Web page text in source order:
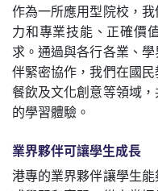
作為一所應用型院校，
力和專業技能、正確價
求。通過與各行各業、
伴緊密協作，我們在國
餐飲及文化創意等領域
的學習體驗。
業界夥伴可讓學生成長
港專的業界夥伴讓學生